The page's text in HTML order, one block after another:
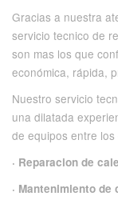
Gracias a nuestra
servicio tecnico de
son mas los que
económica, rápida,
Nuestro servicio
una dilatada
de equipos entre
· Reparacion de
· Mantenimiento